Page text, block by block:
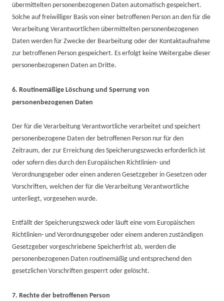
übermittelten personenbezogenen Daten automatisch gespeichert.
Solche auf freiwilliger Basis von einer betroffenen Person an den für die
Verarbeitung Verantwortlichen übermittelten personenbezogenen
Daten werden für Zwecke der Bearbeitung oder der Kontaktaufnahme
zur betroffenen Person gespeichert. Es erfolgt keine Weitergabe dieser
personenbezogenen Daten an Dritte.
6. Routinemäßige Löschung und Sperrung von
personenbezogenen Daten
Der für die Verarbeitung Verantwortliche verarbeitet und speichert
personenbezogene Daten der betroffenen Person nur für den
Zeitraum, der zur Erreichung des Speicherungszwecks erforderlich ist
oder sofern dies durch den Europäischen Richtlinien- und
Verordnungsgeber oder einen anderen Gesetzgeber in Gesetzen oder
Vorschriften, welchen der für die Verarbeitung Verantwortliche
unterliegt, vorgesehen wurde.
Entfällt der Speicherungszweck oder läuft eine vom Europäischen
Richtlinien- und Verordnungsgeber oder einem anderen zuständigen
Gesetzgeber vorgeschriebene Speicherfrist ab, werden die
personenbezogenen Daten routinemäßig und entsprechend den
gesetzlichen Vorschriften gesperrt oder gelöscht.
7. Rechte der betroffenen Person